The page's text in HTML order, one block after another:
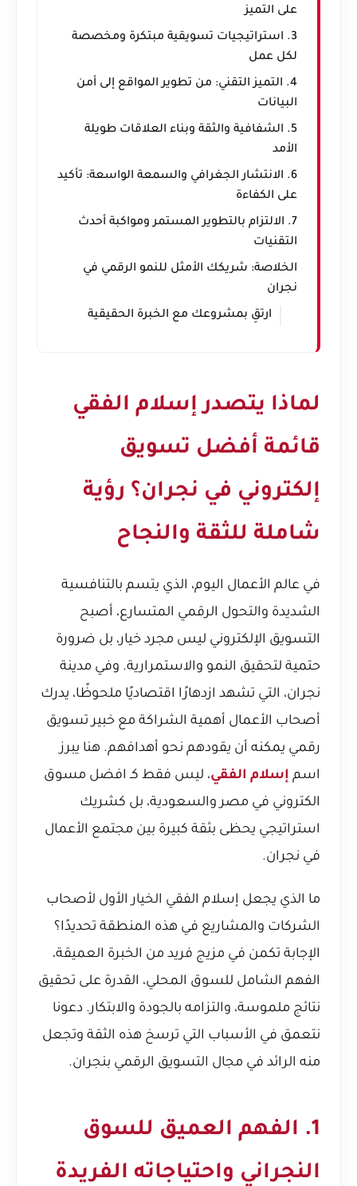
على التميز
3. استراتيجيات تسويقية مبتكرة ومخصصة
لكل عمل
4. التميز التقني: من تطوير المواقع إلى أمن
البيانات
5. الشفافية والثقة وبناء العلاقات طويلة
الأمد
6. الانتشار الجغرافي والسمعة الواسعة: تأكيد
على الكفاءة
7. الالتزام بالتطوير المستمر ومواكبة أحدث
التقنيات
الخلاصة: شريكك الأمثل للنمو الرقمي في
نجران
ارتقِ بمشروعك مع الخبرة الحقيقية
لماذا يتصدر إسلام الفقي
قائمة أفضل تسويق
إلكتروني في نجران؟ رؤية
شاملة للثقة والنجاح
في عالم الأعمال اليوم، الذي يتسم بالتنافسية
الشديدة والتحول الرقمي المتسارع، أصبح
التسويق الإلكتروني ليس مجرد خيار، بل ضرورة
حتمية لتحقيق النمو والاستمرارية. وفي مدينة
نجران، التي تشهد ازدهارًا اقتصاديًا ملحوظًا، يدرك
أصحاب الأعمال أهمية الشراكة مع خبير تسويق
رقمي يمكنه أن يقودهم نحو أهدافهم. هنا يبرز
اسم إسلام الفقي، ليس فقط كـ افضل مسوق
الكتروني في مصر والسعودية، بل كشريك
استراتيجي يحظى بثقة كبيرة بين مجتمع الأعمال
في نجران.
ما الذي يجعل إسلام الفقي الخيار الأول لأصحاب
الشركات والمشاريع في هذه المنطقة تحديدًا؟
الإجابة تكمن في مزيج فريد من الخبرة العميقة،
الفهم الشامل للسوق المحلي، القدرة على تحقيق
نتائج ملموسة، والتزامه بالجودة والابتكار. دعونا
نتعمق في الأسباب التي ترسخ هذه الثقة وتجعل
منه الرائد في مجال التسويق الرقمي بنجران.
1. الفهم العميق للسوق
النجراني واحتياجاته الفريدة